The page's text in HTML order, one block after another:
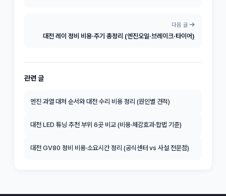
다음 글
대전 레이 정비 비용·주기 총정리 (엔진오일·브레이크·타이어)
관련 글
엔진 과열 대처 순서와 대전 수리 비용 정리 (원인별 견적)
대전 LED 튜닝 추천 부위 6곳 비교 (비용·체감효과·합법 기준)
대전 GV80 정비 비용·소요시간 정리 (공식센터 vs 사설 전문점)